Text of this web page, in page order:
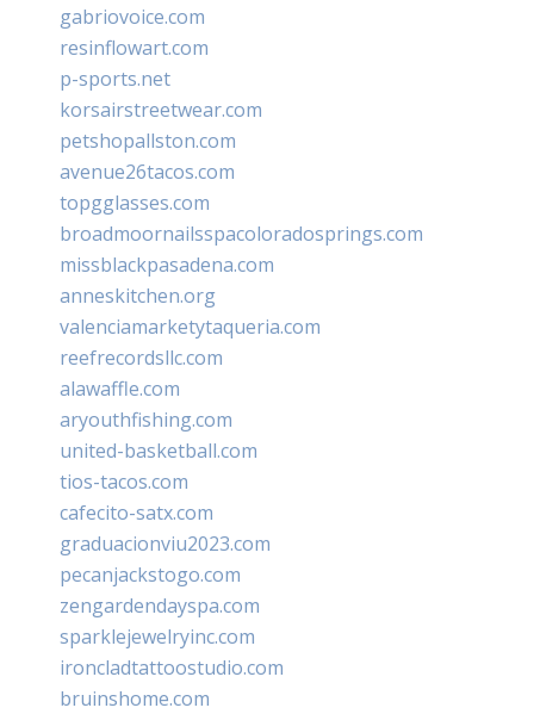
gabriovoice.com
resinflowart.com
p-sports.net
korsairstreetwear.com
petshopallston.com
avenue26tacos.com
topgglasses.com
broadmoornailsspacoloradosprings.com
missblackpasadena.com
anneskitchen.org
valenciamarketytaqueria.com
reefrecordsllc.com
alawaffle.com
aryouthfishing.com
united-basketball.com
tios-tacos.com
cafecito-satx.com
graduacionviu2023.com
pecanjackstogo.com
zengardendayspa.com
sparklejewelryinc.com
ironcladtattoostudio.com
bruinshome.com